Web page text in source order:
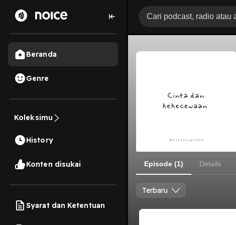
Beranda
Genre
Koleksimu
History
Konten disukai
Syarat dan Ketentuan
Episode (1) Details
Terbaru